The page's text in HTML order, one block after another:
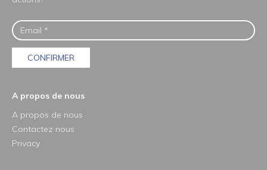
CONFIRMER
A propos de nous
A propos de nous
Contactez nous
Privacy